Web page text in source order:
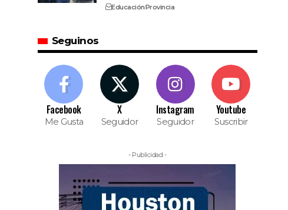
EducaciónProvincia
Seguinos
Facebook
Me Gusta
X
Seguidor
Instagram
Seguidor
Youtube
Suscribir
- Publicidad -